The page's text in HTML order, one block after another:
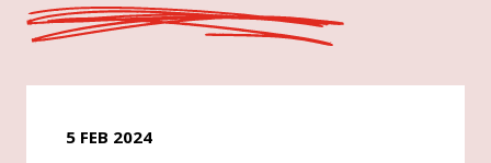
5 FEB 2024